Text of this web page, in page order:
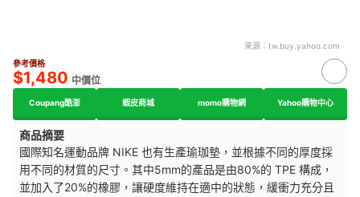
來源： tw.buy.yahoo.com
參考價格
$1,480 中價位
Coupang酷澎 蝦皮商城 momo購物網 Yahoo購物中心
商品摘要
國際知名運動品牌 NIKE 也有生產瑜珈墊，並根據不同的厚度採
用不同的材質的尺寸。其中5mm的產品是由80%的 TPE 構成，
並加入了20%的橡膠，讓硬度維持在適中的狀態，緩衝力充分且